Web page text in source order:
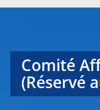
Comité
(Réservé